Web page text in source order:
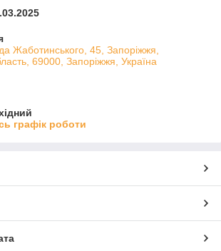
Жаботинського, 45, Запоріжжя,
69000, Запоріжжя, Україна
графік роботи